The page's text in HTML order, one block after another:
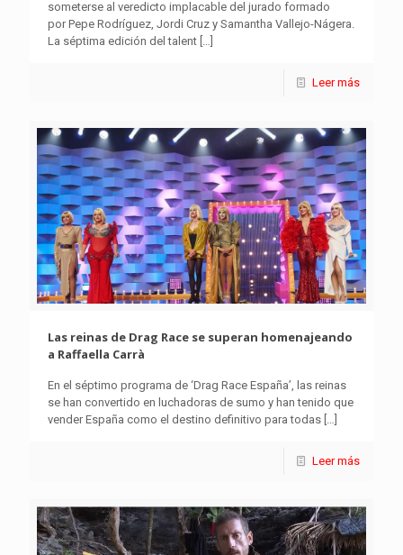
someterse al veredicto implacable del jurado formado
por Pepe Rodríguez, Jordi Cruz y Samantha Vallejo-Nágera.
La séptima edición del talent […]
Leer más
Las reinas de Drag Race se superan homenajeando
a Raffaella Carrà
En el séptimo programa de ‘Drag Race España’, las reinas
se han convertido en luchadoras de sumo y han tenido que
vender España como el destino definitivo para todas […]
Leer más